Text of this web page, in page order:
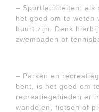
– Sportfaciliteiten: als
het goed om te weten
buurt zijn. Denk
zwembaden of
– Parken en
bent, is het goed om
recreatiegebieden er
wandelen, fietsen of